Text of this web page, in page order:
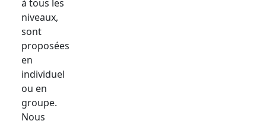
à tous les
niveaux,
sont
proposées
en
individuel
ou en
groupe.
Nous